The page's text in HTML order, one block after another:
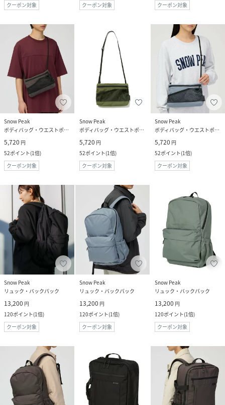
クーポン対象
クーポン対象
クーポン対象
Snow Peak
ボディバッグ・ウエストポーチ
5,720 円
52ポイント(1倍)
クーポン対象
Snow Peak
ボディバッグ・ウエストポーチ
5,720 円
52ポイント(1倍)
クーポン対象
Snow Peak
ボディバッグ・ウエストポーチ
5,720 円
52ポイント(1倍)
クーポン対象
Snow Peak
リュック・バックパック
13,200 円
120ポイント(1倍)
クーポン対象
Snow Peak
リュック・バックパック
13,200 円
120ポイント(1倍)
クーポン対象
Snow Peak
リュック・バックパック
13,200 円
120ポイント(1倍)
クーポン対象